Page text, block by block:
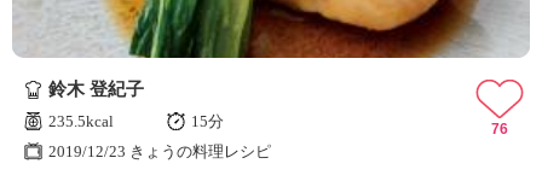
鈴木 登紀子
235.5kcal
15分
2019/12/23 きょうの料理レシピ
76